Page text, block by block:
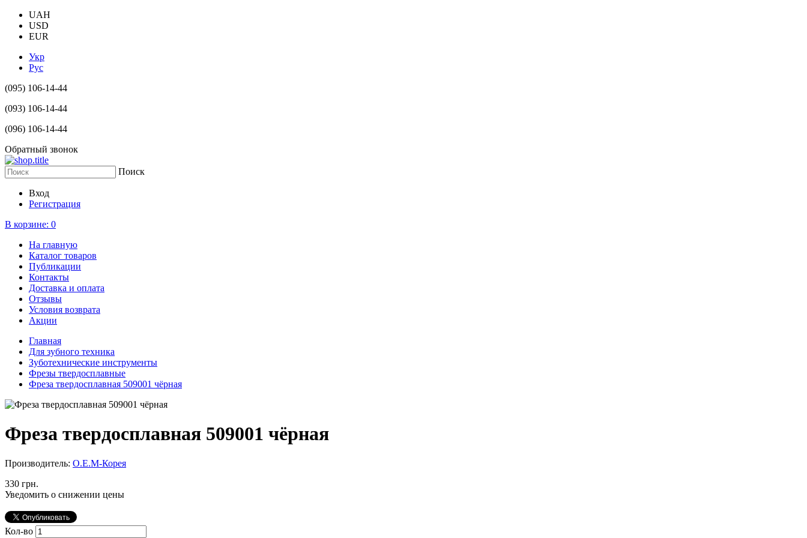
UAH
USD
EUR
Укр
Рус
(095) 106-14-44
(093) 106-14-44
(096) 106-14-44
Обратный звонок
Поиск
Вход
Регистрация
В корзине: 0
На главную
Каталог товаров
Публикации
Контакты
Доставка и оплата
Отзывы
Условия возврата
Акции
Главная
Для зубного техника
Зуботехнические инструменты
Фрезы твердосплавные
Фреза твердосплавная 509001 чёрная
Фреза твердосплавная 509001 чёрная
Производитель: O.E.M-Корея
330 грн.
Уведомить о снижении цены
Кол-во